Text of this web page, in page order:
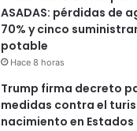
ASADAS: pérdidas de
70% y cinco
potable
Hace 8 horas
Trump firma decreto
medidas contra el
nacimiento en Estados